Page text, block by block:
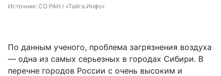
Источник: СО РАН / «Тайга.Инфо»
По данным ученого, проблема загрязнения воздуха
— одна из самых серьезных в городах Сибири. В
перечне городов России с очень высоким и